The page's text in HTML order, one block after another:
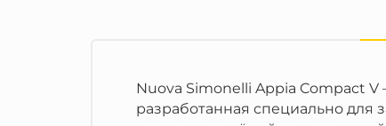
Nuova Simonelli Appia Compact
разработанная специально для